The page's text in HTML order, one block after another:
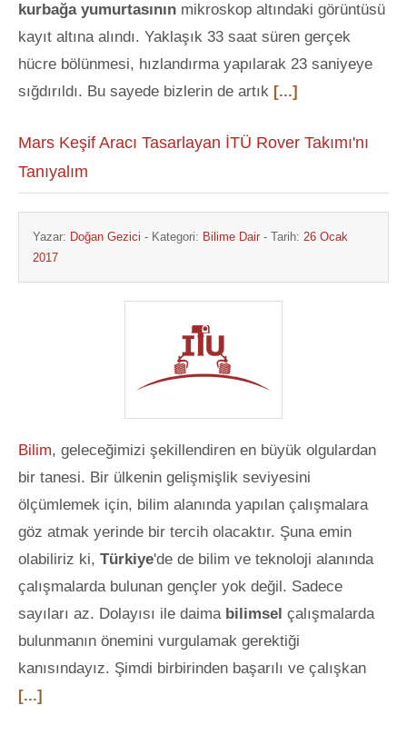
kurbağa yumurtasının mikroskop altındaki görüntüsü
kayıt altına alındı. Yaklaşık 33 saat süren gerçek
hücre bölünmesi, hızlandırma yapılarak 23 saniyeye
sığdırıldı. Bu sayede bizlerin de artık [...]
Mars Keşif Aracı Tasarlayan İTÜ Rover Takımı'nı
Tanıyalım
Yazar: Doğan Gezici - Kategori: Bilime Dair - Tarih: 26 Ocak
2017
Bilim, geleceğimizi şekillendiren en büyük olgulardan
bir tanesi. Bir ülkenin gelişmişlik seviyesini
ölçümlemek için, bilim alanında yapılan çalışmalara
göz atmak yerinde bir tercih olacaktır. Şuna emin
olabiliriz ki, Türkiye'de de bilim ve teknoloji alanında
çalışmalarda bulunan gençler yok değil. Sadece
sayıları az. Dolayısı ile daima bilimsel çalışmalarda
bulunmanın önemini vurgulamak gerektiği
kanısındayız. Şimdi birbirinden başarılı ve çalışkan
[...]